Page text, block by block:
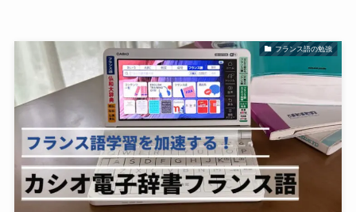
フランス語の勉強